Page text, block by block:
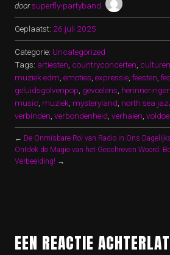
doorsuperfly-partyband
Geplaatst: 26 juli 2025
Categorie: Uncategorized
Tags: artiesten countryconcerten culturen
muziek edm emoties expressie feesten
geluidsgolvenpop gevoelens herinneringen
music muziek mysteryland north sea
verbinden verbondenheid verhalen
← De Onmisbare Rol van Radio in Ons
Ontdek de Magie van het Geschreven Woord:
Verbeelding! →
EEN REACTIE